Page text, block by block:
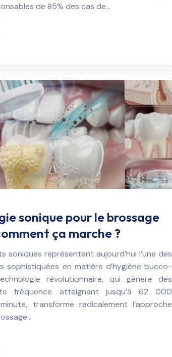
de 85% des cas de…
sonique pour le brossage
ça marche ?
soniques représentent aujourd’hui l’une des
sophistiquées en matière d’hygiène bucco-
révolutionnaire, qui génère des
fréquence atteignant jusqu’à 62 000
transforme radicalement l’approche